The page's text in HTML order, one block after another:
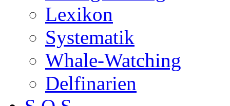
Lexikon
Systematik
Whale-Watching
Delfinarien